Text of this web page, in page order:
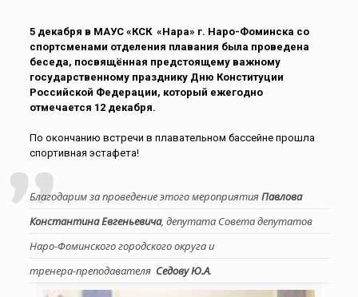
5 декабря в МАУС «КСК «Нара» г. Наро-Фоминска со
спортсменами отделения плавания была проведена
беседа, посвящённая предстоящему важному
государственному празднику Дню Конституции
Российской Федерации, который ежегодно
отмечается 12 декабря.
По окончанию встречи в плавательном бассейне прошла
спортивная эстафета!
Благодарим за проведение этого мероприятияПавлова
Константина Евгеньевича, депутата Совета депутатов
Наро-Фоминского городского округа и
тренера-преподавателя Седову Ю.А.